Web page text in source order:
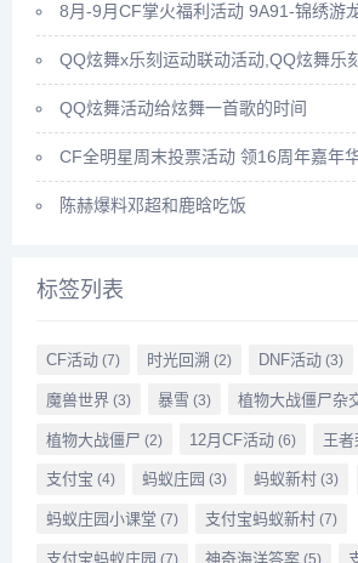
8月-9月CF掌火福利活动 9A91-锦绣游
QQ炫舞x乐刻运动联动活动,QQ炫舞乐
QQ炫舞活动给炫舞一首歌的时间
CF全明星周末投票活动 领16周年嘉年
陈赫爆料邓超和鹿晗吃饭
标签列表
CF活动(7) 时光回溯 (2) DNF活动 (3)
魔兽世界(3) 暴雪 (3) 植物大战僵尸杂
植物大战僵尸 (2) 12月CF活动(6) 王者
支付宝 (4) 蚂蚁庄园 (3) 蚂蚁新村 (3)
蚂蚁庄园小课堂 (7) 支付宝蚂蚁新村(7)
支付宝蚂蚁庄园 (7) 神奇海洋答案(5)